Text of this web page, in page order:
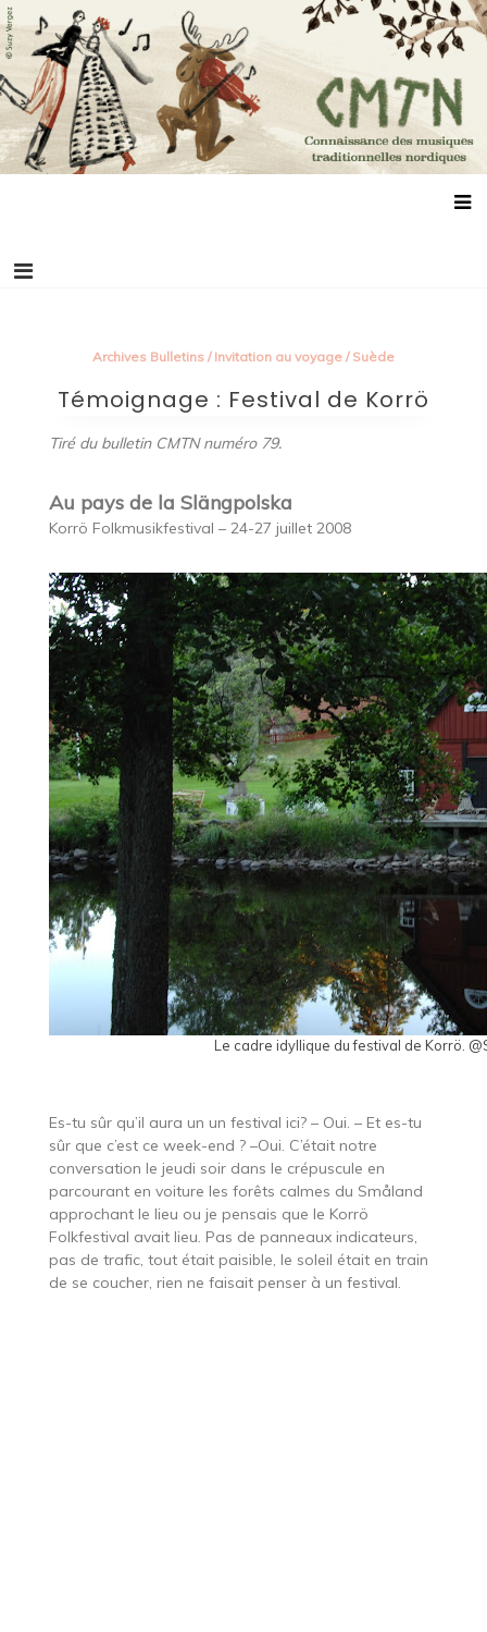
Aller
au
contenu
Connaissance des musiques traditionnelles
nordiques
Association de promotion des musiques, des danses et de la culture
scandinaves
Archives Bulletins/ Invitation au voyage/ Suède
Témoignage : Festival de Korrö
Tiré du bulletin CMTN numéro 79.
Au pays de la Slängpolska
Korrö Folkmusikfestival – 24-27 juillet 2008
Le cadre idyllique du festival de Korrö.
Es-tu sûr qu’il aura un un festival ici? – Oui. – Et es-tu
sûr que c’est ce week-end ? –Oui. C’était notre
conversation le jeudi soir dans le crépuscule en
parcourant en voiture les forêts calmes du Småland
approchant le lieu ou je pensais que le Korrö
Folkfestival avait lieu. Pas de panneaux indicateurs,
pas de trafic, tout était paisible, le soleil était en train
de se coucher, rien ne faisait penser à un festival.